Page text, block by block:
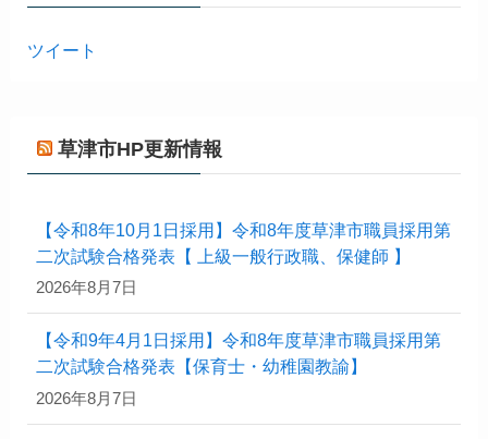
ツイート
草津市HP更新情報
【令和8年10月1日採用】令和8年度草津市職員採用第
二次試験合格発表【 上級一般行政職、保健師 】
2026年8月7日
【令和9年4月1日採用】令和8年度草津市職員採用第
二次試験合格発表【保育士・幼稚園教諭】
2026年8月7日